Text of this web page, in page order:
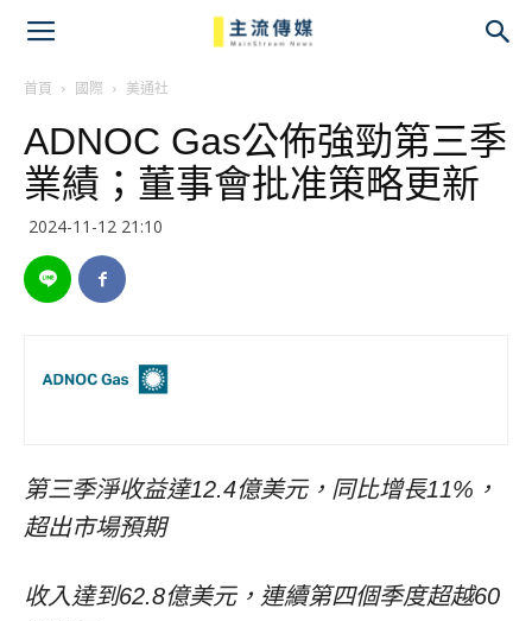
首頁 國際 美通社
ADNOC Gas公佈強勁第三季
業績；董事會批准策略更新
2024-11-12 21:10
第三季淨收益達12.4億美元，同比增長11%，
超出市場預期
收入達到62.8億美元，連續第四個季度超越60